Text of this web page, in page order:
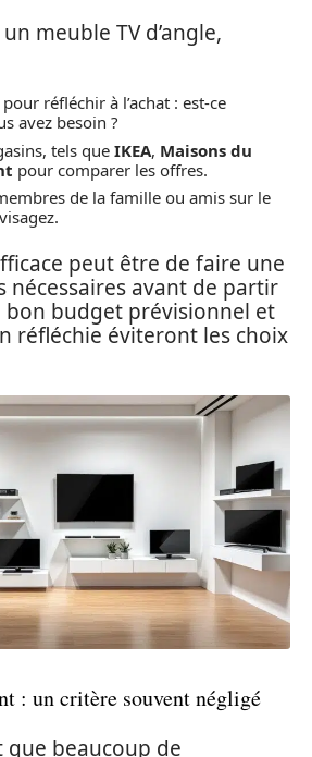
meuble TV d’angle,
réfléchir à l’achat : est-ce
avez besoin ?
tels que IKEA, Maisons du
pour comparer les offres.
de la famille ou amis sur le
peut être de faire une
nécessaires avant de partir
bon budget prévisionnel et
réfléchie éviteront les choix
: un critère souvent négligé
que beaucoup de